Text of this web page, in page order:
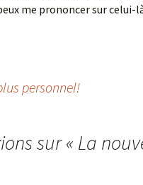
me prononcer sur celui-
personnel!
sur « La